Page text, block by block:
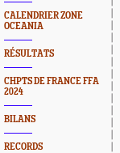
CALENDRIER ZONE
OCEANIA
RÉSULTATS
CHPTS DE FRANCE FFA
2024
BILANS
RECORDS